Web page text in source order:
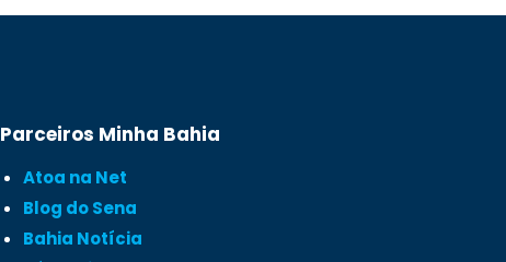
Parceiros Minha Bahia
Atoa na Net
Blog do Sena
Bahia Notícia